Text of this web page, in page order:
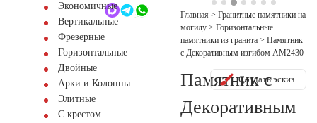
Обратный звонокЭкономичные
Вертикальные
Фрезерные
Горизонтальные
Двойные
Арки и Колонны
Элитные
С крестом
Главная > Гранитные памятники на
могилу > Горизонтальные
памятники из гранита > Памятник
с Декоративным изгибом AM2430
Памятник с
Декоративным
Создать эскиз